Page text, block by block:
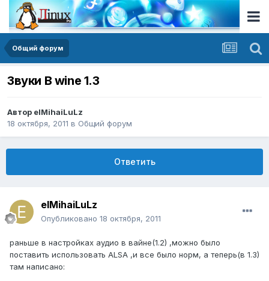
Общий форум
Звуки В wine 1.3
Автор elMihaiLuLz
18 октября, 2011 в Общий форум
Ответить
elMihaiLuLz
Опубликовано 18 октября, 2011
раньше в настройках аудио в вайне(1.2) ,можно было
поставить использовать ALSA ,и все было норм, а теперь(в 1.3)
там написано: